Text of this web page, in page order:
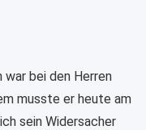
bei den Herren
musste er heute am
sein Widersacher